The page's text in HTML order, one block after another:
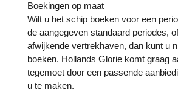
Boekingen op maat
Wilt u het schip boeken voor een
de aangegeven standaard periodes,
afwijkende vertrekhaven, dan kunt u
boeken. Hollands Glorie komt graag
tegemoet door een passende
u te maken.